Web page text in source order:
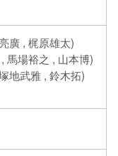
廣 , 梶原雄太)
馬場裕之 , 山本博)
地武雅 , 鈴木拓)